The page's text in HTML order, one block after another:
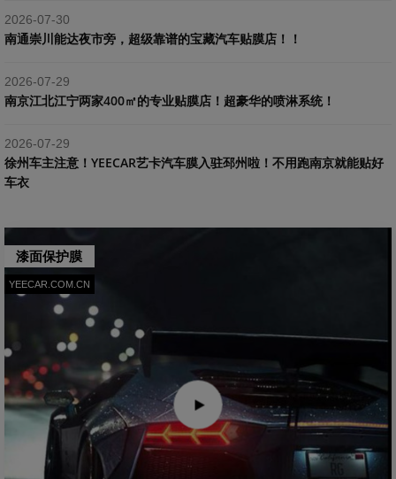
2026-07-30
南通崇川能达夜市旁，超级靠谱的宝藏汽车贴膜店！！
2026-07-29
南京江北江宁两家400㎡的专业贴膜店！超豪华的喷淋系统！
2026-07-29
​徐州车主注意！YEECAR艺卡汽车膜入驻邳州啦！不用跑南京就能贴好
车衣
漆面保护膜
YEECAR.COM.CN